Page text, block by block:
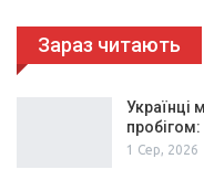
Зараз читають
Українці
1 Сер, 2026